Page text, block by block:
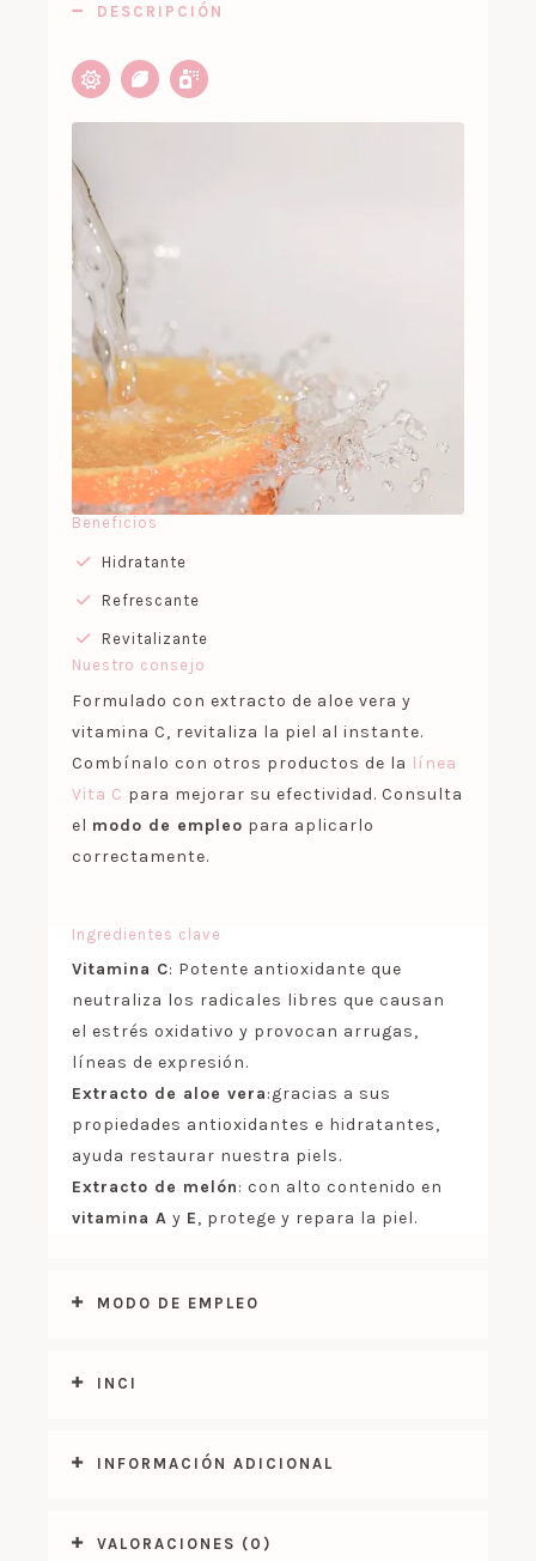
DESCRIPCIÓN
Beneficios
Hidratante
Refrescante
Revitalizante
Nuestro consejo
Formulado con extracto de aloe vera y
vitamina C, revitaliza la piel al instante.
Combínalo con otros productos de la línea
Vita C para mejorar su efectividad. Consulta
el modo de empleo para aplicarlo
correctamente.
Ingredientes clave
Vitamina C: Potente antioxidante que
neutraliza los radicales libres que causan
el estrés oxidativo y provocan arrugas,
líneas de expresión.
Extracto de aloe vera:gracias a sus
propiedades antioxidantes e hidratantes,
ayuda restaurar nuestra piels.
Extracto de melón: con alto contenido en
vitamina A y E, protege y repara la piel.
MODO DE EMPLEO
INCI
INFORMACIÓN ADICIONAL
VALORACIONES (0)